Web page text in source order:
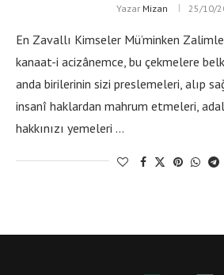
Yazar Mizan 25/10/
En Zavallı Kimseler Mü’minken
kanaat-i acizânemce, bu çekmelere
anda birilerinin sizi preslemeleri, alıp
insanî haklardan mahrum etmeleri,
hakkınızı yemeleri …